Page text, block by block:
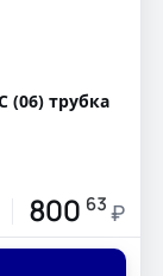
(06) трубка
800 63 ₽